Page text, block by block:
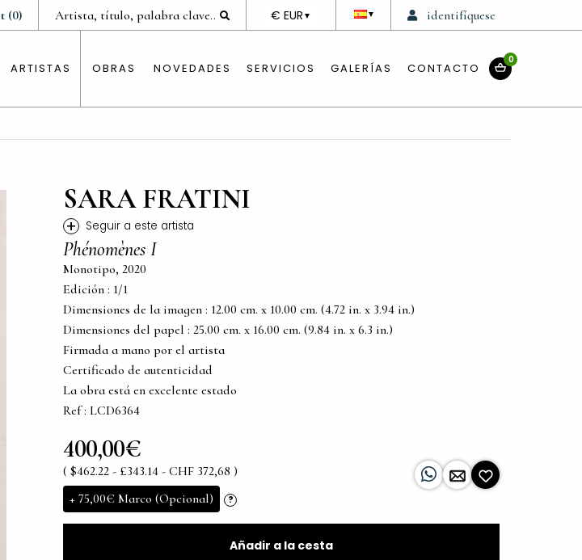
identifíquese
▼
DEVISE
€ EUR ▼
(0)
ARTISTAS OBRAS NOVEDADES SERVICIOS GALERÍAS CONTACTO
0
SARA FRATINI
+ Seguir a este artista
Phénomènes I
Monotipo, 2020
Edición : 1/1
Dimensiones de la imagen : 12.00 cm. x 10.00 cm. (4.72 in. x 3.94 in.)
Dimensiones del papel : 25.00 cm. x 16.00 cm. (9.84 in. x 6.3 in.)
Firmada a mano por el artista
Certificado de autenticidad
La obra está en excelente estado
Ref : LCD6364
400,00€
( $462.22 - £343.14 - CHF 372,68 )
+ 75,00€ Marco (Opcional) ?
Añadir a la cesta